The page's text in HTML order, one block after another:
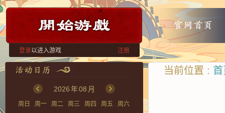
登录以进入游戏 注册
2026年08 月
周日 周一 周二 周三 周四 周五
周六
当前位置 :